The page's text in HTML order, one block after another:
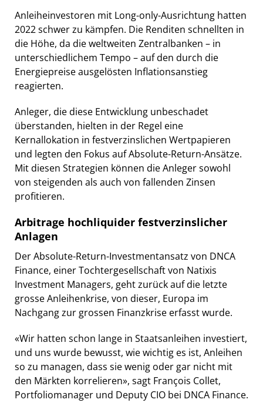
Anleiheinvestoren mit Long-only-Ausrichtung hatten
2022 schwer zu kämpfen. Die Renditen schnellten in
die Höhe, da die weltweiten Zentralbanken – in
unterschiedlichem Tempo – auf den durch die
Energiepreise ausgelösten Inflationsanstieg
reagierten.
Anleger, die diese Entwicklung unbeschadet
überstanden, hielten in der Regel eine
Kernallokation in festverzinslichen Wertpapieren
und legten den Fokus auf Absolute-Return-Ansätze.
Mit diesen Strategien können die Anleger sowohl
von steigenden als auch von fallenden Zinsen
profitieren.
Arbitrage hochliquider festverzinslicher
Anlagen
Der Absolute-Return-Investmentansatz von DNCA
Finance, einer Tochtergesellschaft von Natixis
Investment Managers, geht zurück auf die letzte
grosse Anleihenkrise, von dieser, Europa im
Nachgang zur grossen Finanzkrise erfasst wurde.
«Wir hatten schon lange in Staatsanleihen investiert,
und uns wurde bewusst, wie wichtig es ist, Anleihen
so zu managen, dass sie wenig oder gar nicht mit
den Märkten korrelieren», sagt François Collet,
Portfoliomanager und Deputy CIO bei DNCA Finance.